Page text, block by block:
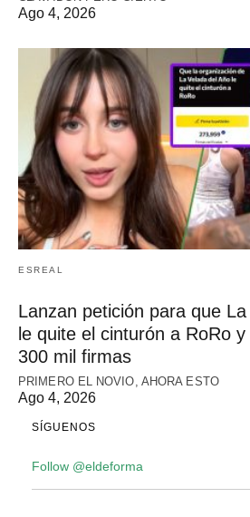
Ago 4, 2026
ESREAL
Lanzan petición para que
le quite el cinturón a RoRo
300 mil firmas
PRIMERO EL NOVIO, AHORA ESTO
Ago 4, 2026
SÍGUENOS
Follow @eldeforma